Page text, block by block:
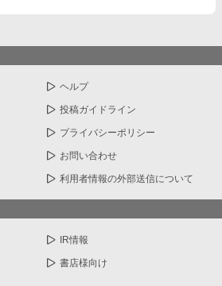
ヘルプ
投稿ガイドライン
プライバシーポリシー
お問い合わせ
利用者情報の外部送信について
IR情報
書店様向け